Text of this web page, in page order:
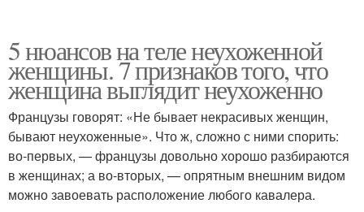
5 нюансов на теле неухоженной
женщины. 7 признаков того, что
женщина выглядит неухоженно
Французы говорят: «Не бывает некрасивых женщин,
бывают неухоженные». Что ж, сложно с ними спорить:
во-первых, — французы довольно хорошо разбираются
в женщинах; а во-вторых, — опрятным внешним видом
можно завоевать расположение любого кавалера.